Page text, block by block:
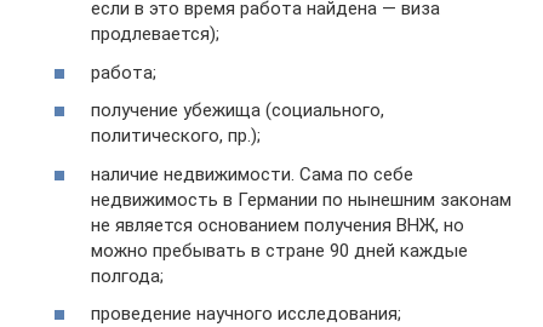
если в это время работа найдена — виза
продлевается);
работа;
получение убежища (социального,
политического, пр.);
наличие недвижимости. Сама по себе
недвижимость в Германии по нынешним законам
не является основанием получения ВНЖ, но
можно пребывать в стране 90 дней каждые
полгода;
проведение научного исследования;